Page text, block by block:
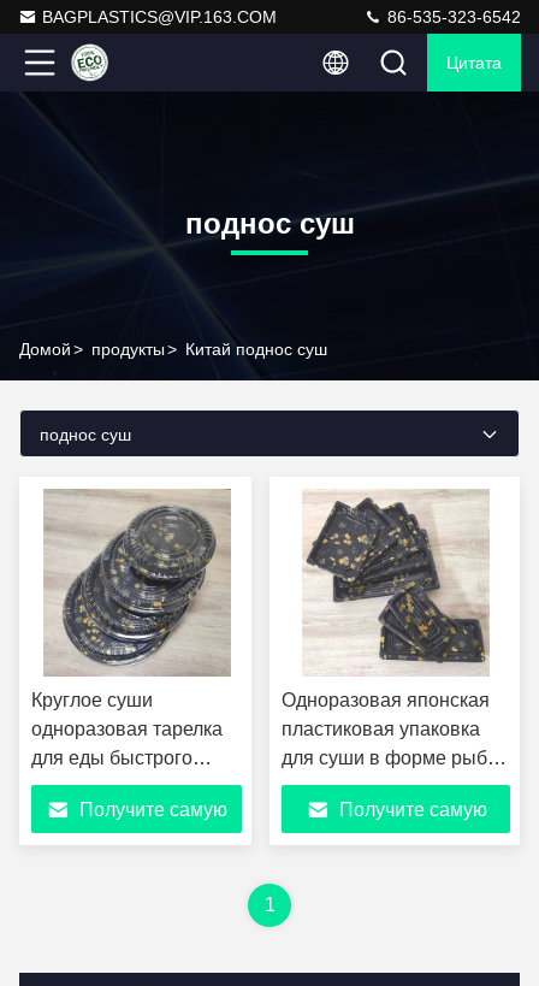
BAGPLASTICS@VIP.163.COM 86-535-323-6542
Цитата
поднос суш
Домой> продукты> Китай поднос суш
поднос суш
Круглое суши
одноразовая тарелка
для еды быстрого
питания Пластиковая
круговая тарелка
Контейнер упаковки
Получите самую
Одноразовая японская
пластиковая упаковка
для суши в форме рыбы
для подачи блюд
биоразлагаемая лодка
для приема с собой в
Получите самую
1